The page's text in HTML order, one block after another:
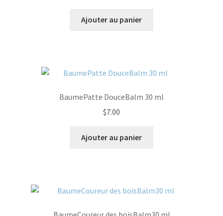
Ajouter au panier
BaumePatte DouceBalm 30 ml
$7.00
Ajouter au panier